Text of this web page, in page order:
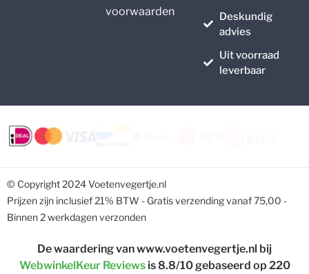
voorwaarden
Deskundig
advies
Uit voorraad
leverbaar
© Copyright 2024 Voetenvegertje.nl
Prijzen zijn inclusief 21% BTW - Gratis verzending vanaf 75,00 -
Binnen 2 werkdagen verzonden
De waardering van www.voetenvegertje.nl bij
WebwinkelKeur Reviewsis 8.8/10 gebaseerd op 220